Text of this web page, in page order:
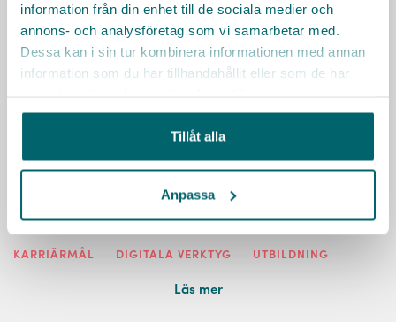
information från din enhet till de sociala medier och
annons- och analysföretag som vi samarbetar med.
Dessa kan i sin tur kombinera informationen med annan
information som du har tillhandahållit eller som de har
Tillåt alla
Anpassa
arbetslivet för dig under 18. Vi besöker äldreboenden
under helger för att ordna aktiviteter som skapar
glädje och gemenskap.
KARRIÄRMÅL DIGITALA VERKTYG UTBILDNING
Läs mer